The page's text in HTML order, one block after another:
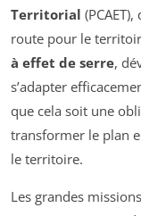
Territorial
route pour le
à effet de serre,
s’adapter
que cela soit une
transformer le plan
le territoire.
Les grandes